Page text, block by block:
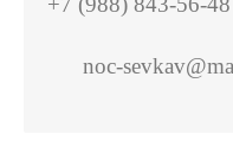
noc-